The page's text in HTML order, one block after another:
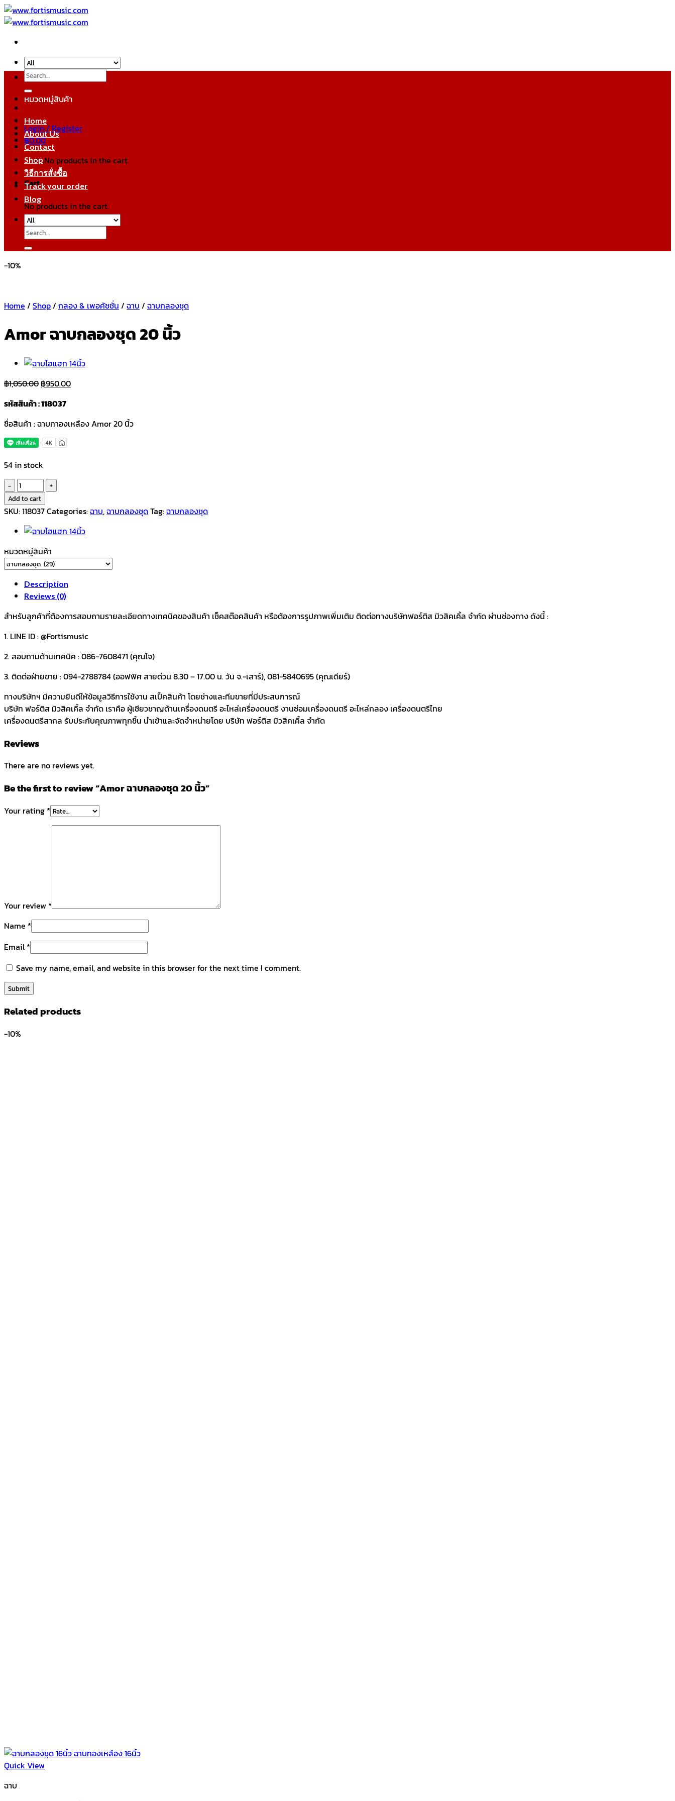
Skip
to
Search
for:
Login / Register
฿0.00
No products in the cart.
Cart
No products in the cart.
หมวดหมู่สินค้า
Home
About Us
Contact
Shop
วิธีการสั่งซื้อ
Track your order
Blog
Search
for:
-10%
Home / Shop/ กลอง & เพอคัชชั่น / ฉาบ / ฉาบกลองชุด
Amor ฉาบกลองชุด 20 นิ้ว
฿1,050.00 Original
was:
฿1,050.00.
฿950.00Current
฿950.00.
รหัสสินค้า : 118037
ชื่อสินค้า : ฉาบทาองเหลือง Amor 20 นิ้ว
54 in stock
Amor
ฉาบ
กลอง
20
quantity
Add to cart
SKU:118037Categories:ฉาบ,ฉาบกลองชุดTag:ฉาบกลองชุด
หมวดหมู่สินค้า
Description
Reviews (0)
สำหรับลูกค้าที่ต้องการสอบถามรายละเอียดทางเทคนิคของสินค้า เช็คสต๊อคสินค้า หรือต้องการรูปภาพเพิ่มเติม ติดต่อทางบริษัทฟอร์ติส มิวสิคเคิ้ล จำกัด ผ่านช่องทาง ดังนี้ :
1. LINE ID : @Fortismusic
2. สอบถามด้านเทคนิค : 086-7608471 (คุณโจ)
3. ติดต่อฝ่ายขาย : 094-2788784 (ออฟฟิศ สายด่วน 8.30 – 17.00 น. วัน จ.-เสาร์), 081-5840695 (คุณเดียร์)
ทางบริษัทฯ มีความยินดีให้ข้อมูลวิธีการใช้งาน สเป็คสินค้า โดยช่างและทีมขายที่มีประสบการณ์
บริษัท ฟอร์ติส มิวสิคเคิ้ล จำกัด เราคือ ผู้เชียวชาญด้านเครื่องดนตรี อะไหล่เครื่องดนตรี งานซ่อมเครื่องดนตรี อะไหล่กลอง เครื่องดนตรีไทย
เครื่องดนตรีสากล รับประกับคุณภาพทุกชิ้น นำเข้าและจัดจำหน่ายโดย บริษัท ฟอร์ติส มิวสิคเคิ้ล จำกัด
Reviews
There are no reviews yet.
Be the first to review “Amor ฉาบกลองชุด 20 นิ้ว”
Your rating *
Your review *
Name *
Email*
Save my name, email, and website in this browser for the next time I comment.
Related products
-10%
Quick View
ฉาบ